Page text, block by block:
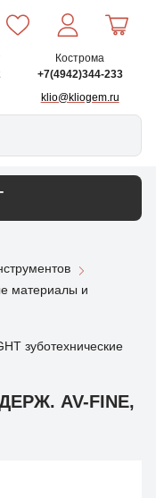
Кострома
+7(4942)344-233
klio@kliogem.ru
материалы и
зуботехнические
AV-FINE,